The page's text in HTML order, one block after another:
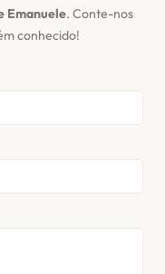
Emanuele. Conte-nos
conhecido!